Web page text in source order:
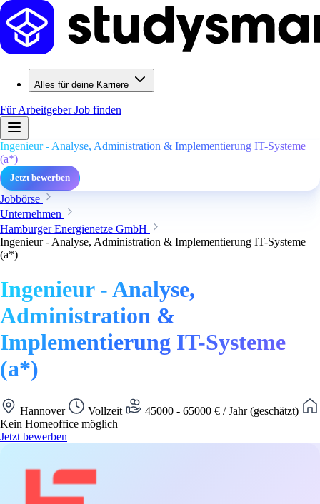
Alles für deine Karriere
Für ArbeitgeberJob finden
Ingenieur - Analyse, Administration & Implementierung IT-Systeme
(a*)
Jetzt bewerben
Jobbörse
Unternehmen
Hamburger Energienetze GmbH
Ingenieur - Analyse, Administration & Implementierung IT-Systeme
(a*)
Ingenieur - Analyse,
Administration &
Implementierung IT-Systeme
(a*)
Hannover Vollzeit
45000 - 65000 € / Jahr (geschätzt)
Kein Homeoffice möglich
Jetzt bewerben